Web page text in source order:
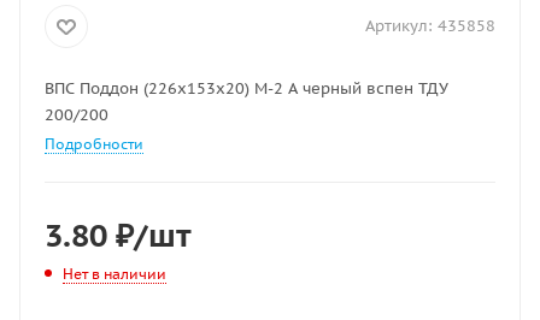
Артикул: 435858
ВПС Поддон (226х153х20) М-2 А черный вспен ТДУ
200/200
Подробности
3.80 ₽/шт
Нет в наличии